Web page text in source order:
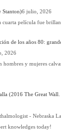
Stanton)6 julio, 2026
película fue
de los años 80:
2026
hombres y mujeres
(2016 The Great
- Nebraska
knowledges today!